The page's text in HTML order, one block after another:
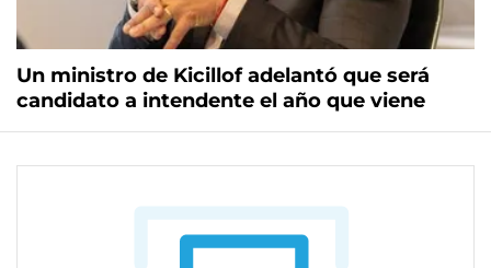
Un ministro de Kicillof adelantó que será
candidato a intendente el año que viene